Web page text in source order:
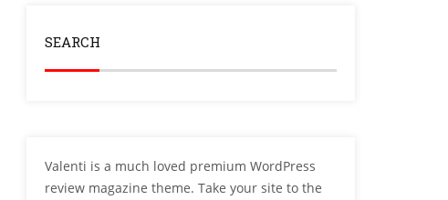
SEARCH
Valenti is a much loved premium WordPress
review magazine theme. Take your site to the